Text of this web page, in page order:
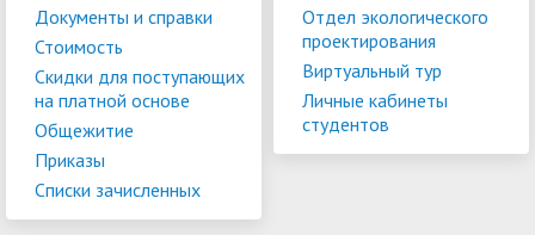
Документы и справки
Стоимость
Скидки для поступающих
на платной основе
Общежитие
Приказы
Списки зачисленных
Отдел экологического
проектирования
Виртуальный тур
Личные кабинеты
студентов